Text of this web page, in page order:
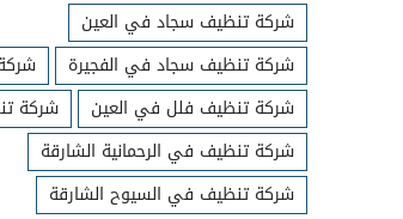
شركة تنظيف سجاد في العين
شركة تنظيف سجاد في الفجيرة
شركة تنظيف فلل في العين
شركة
شركة تنظيف في الرحمانية الشارقة
شركة تنظيف في السيوح الشارقة